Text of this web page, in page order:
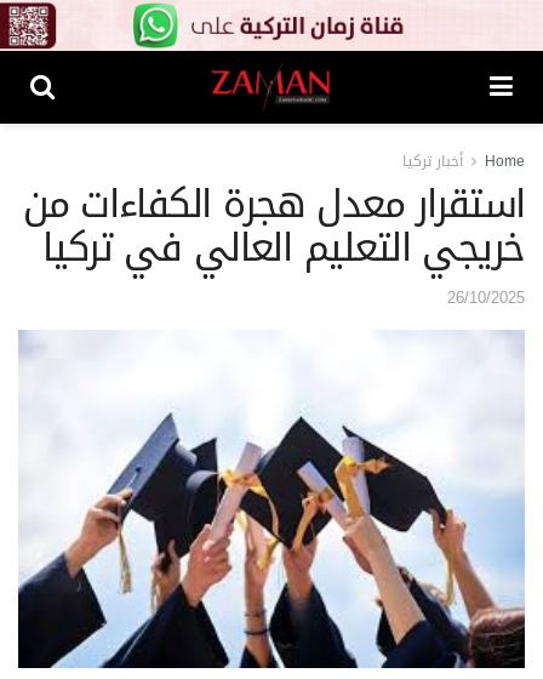
Home أخبار تركيا
استقرار معدل هجرة الكفاءات من
خريجي التعليم العالي في تركيا
26/10/2025